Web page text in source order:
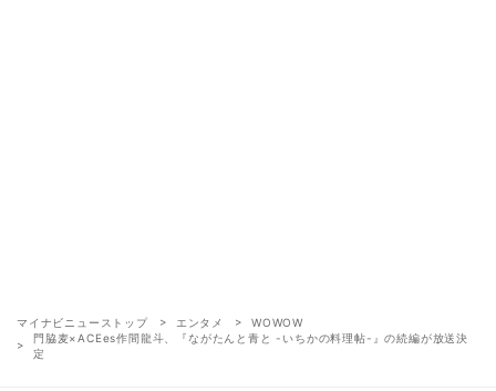
マイナビニューストップ エンタメ
WOWOW
門脇麦×ACEes作間龍斗、『ながたんと青と -いちかの料理帖-』の続編が放送決
定